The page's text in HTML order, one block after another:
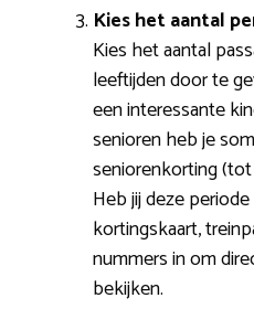
Kies het aantal
Kies het aantal
leeftijden door te
een interessante
senioren heb je
seniorenkorting
Heb jij deze
kortingskaart,
nummers in om
bekijken.